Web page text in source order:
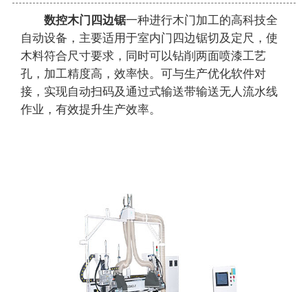
数控木门四边锯一种进行木门加工的高科技全
自动设备，主要适用于室内门四边锯切及定尺，使
木料符合尺寸要求，同时可以钻削两面喷漆工艺
孔，加工精度高，效率快。可与生产优化软件对
接，实现自动扫码及通过式输送带输送无人流水线
作业，有效提升生产效率。